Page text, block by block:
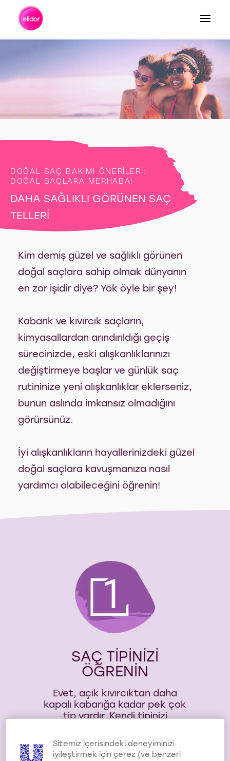
DOĞAL SAÇ BAKIMI ÖNERİLERİ:
DOĞAL SAÇLARA MERHABA!
DAHA SAĞLIKLI GÖRÜNEN SAÇ
TELLERİ
Kim demiş güzel ve sağlıklı görünen
doğal saçlara sahip olmak dünyanın
en zor işidir diye? Yok öyle bir şey!
Kabarık ve kıvırcık saçların,
kimyasallardan arındırıldığı geçiş
sürecinizde, eski alışkanlıklarınızı
değiştirmeye başlar ve günlük saç
rutininize yeni alışkanlıklar eklerseniz,
bunun aslında imkansız olmadığını
görürsünüz.
İyi alışkanlıkların hayallerinizdeki güzel
doğal saçlara kavuşmanıza nasıl
yardımcı olabileceğini öğrenin!
SAÇ TİPİNİZİ
ÖĞRENİN
1
Evet, açık kıvırcıktan daha
kapalı kabarığa kadar pek çok
tip vardır. Kendi tipinizi
danışın!
Sitemiz içerisindeki deneyiminizi
iyileştirmek için çerez (ve benzeri